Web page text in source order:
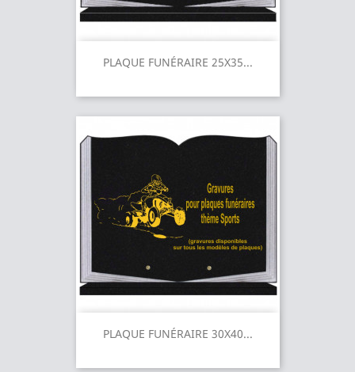
PLAQUE FUNÉRAIRE 25X35...
PLAQUE FUNÉRAIRE 30X40...